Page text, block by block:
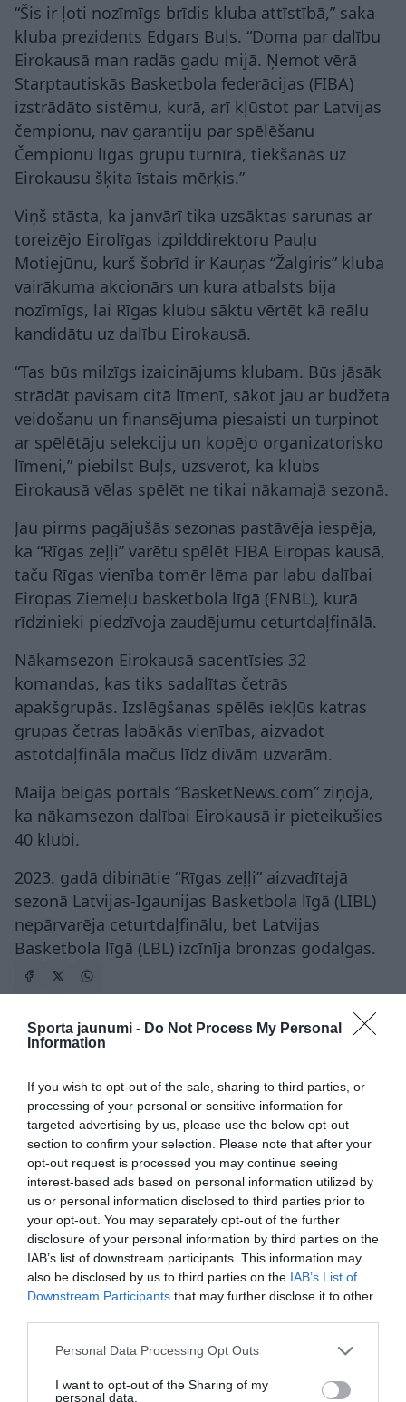
Sporta jaunumi - Do Not Process My Personal
Information
If you wish to opt-out of the sale, sharing to third parties, or
processing of your personal or sensitive information for
targeted advertising by us, please use the below opt-out
section to confirm your selection. Please note that after your
opt-out request is processed you may continue seeing
interest-based ads based on personal information utilized by
us or personal information disclosed to third parties prior to
your opt-out. You may separately opt-out of the further
disclosure of your personal information by third parties on the
IAB’s list of downstream participants. This information may
also be disclosed by us to third parties on the IAB’s List of
Downstream Participants that may further disclose it to other
Please note that this website/app uses one or more Google
not limited to your visit or usage behaviour. You may click to
Personal Data Processing Opt Outs
I want to opt-out of the Sharing of my
personal data.
“Šis ir ļoti nozīmīgs brīdis kluba attīstībā,” saka
kluba prezidents Edgars Buļs. “Doma par dalību
Eirokausā man radās gadu mijā. Ņemot vērā
Starptautiskās Basketbola federācijas (FIBA)
izstrādāto sistēmu, kurā, arī kļūstot par Latvijas
čempionu, nav garantiju par spēlēšanu
Čempionu līgas grupu turnīrā, tiekšanās uz
Eirokausu šķita īstais mērķis.”
Viņš stāsta, ka janvārī tika uzsāktas sarunas ar
toreizējo Eirolīgas izpilddirektoru Pauļu
Motiejūnu, kurš šobrīd ir Kauņas “Žalgiris” kluba
vairākuma akcionārs un kura atbalsts bija
nozīmīgs, lai Rīgas klubu sāktu vērtēt kā reālu
kandidātu uz dalību Eirokausā.
“Tas būs milzīgs izaicinājums klubam. Būs jāsāk
strādāt pavisam citā līmenī, sākot jau ar budžeta
veidošanu un finansējuma piesaisti un turpinot
ar spēlētāju selekciju un kopējo organizatorisko
līmeni,” piebilst Buļs, uzsverot, ka klubs
Eirokausā vēlas spēlēt ne tikai nākamajā sezonā.
Jau pirms pagājušās sezonas pastāvēja iespēja,
ka “Rīgas zeļļi” varētu spēlēt FIBA Eiropas kausā,
taču Rīgas vienība tomēr lēma par labu dalībai
Eiropas Ziemeļu basketbola līgā (ENBL), kurā
rīdzinieki piedzīvoja zaudējumu ceturtdaļfinālā.
Nākamsezon Eirokausā sacentīsies 32
komandas, kas tiks sadalītas četrās
apakšgrupās. Izslēgšanas spēlēs iekļūs katras
grupas četras labākās vienības, aizvadot
astotdaļfināla mačus līdz divām uzvarām.
Maija beigās portāls “BasketNews.com” ziņoja,
ka nākamsezon dalībai Eirokausā ir pieteikušies
40 klubi.
2023. gadā dibinātie “Rīgas zeļļi” aizvadītajā
sezonā Latvijas-Igaunijas Basketbola līgā (LIBL)
nepārvarēja ceturtdaļfinālu, bet Latvijas
Basketbola līgā (LBL) izcīnīja bronzas godalgas.
basketbols Rīgas zeļļi
Cipruss un LBS iestājas par Latvijas
basketbolistiem pēc nepatīkamiem
gadījumiem sociālajos tīklos: “Viņi ir
mūsējie!”
“Rīgas Zeļļi” papildina sastāvu ar “Big
Fish” – NCAA zvaigzni Īzaku Džonsonu
Latvijas U-18 basketbolistēm neizdodas
revanšēties Polijai – spēlēs par septīto
vietu